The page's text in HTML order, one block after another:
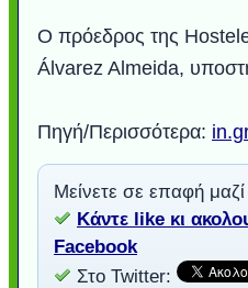
Ο πρόεδρος της
Álvarez Almeida,
Πηγή/Περισσότερα:
Μείνετε σε επαφή
Κάντε like κι
Facebook
Στο Twitter: